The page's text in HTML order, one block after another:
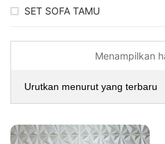
SET SOFA TAMU
Menampilkan